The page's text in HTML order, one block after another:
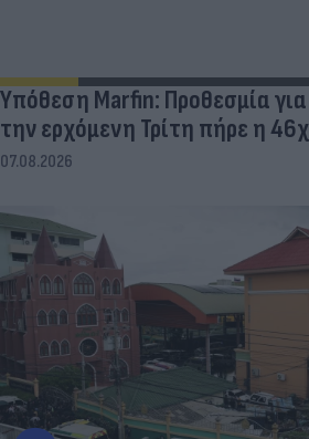
Υπόθεση Marfin: Προθεσμία
την ερχόμενη Τρίτη πήρε η
07.08.2026